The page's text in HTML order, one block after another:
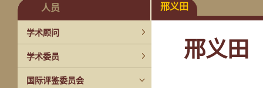
人员
学术顾问
学术委员
国际评鉴委员会
邢义田
邢义田